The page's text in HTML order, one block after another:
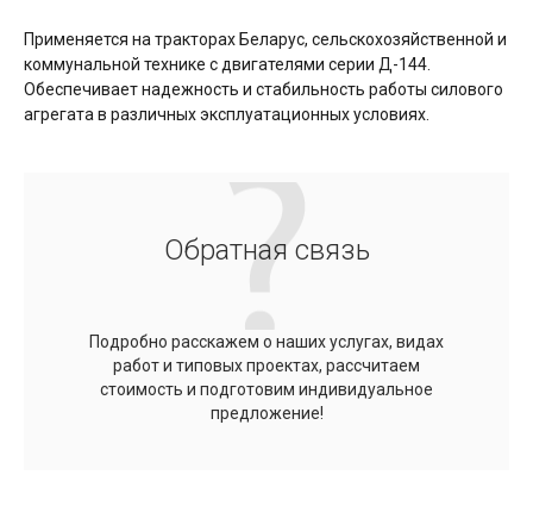
Применяется на тракторах Беларус, сельскохозяйственной и
коммунальной технике с двигателями серии Д-144.
Обеспечивает надежность и стабильность работы силового
агрегата в различных эксплуатационных условиях.
Обратная связь
Подробно расскажем о наших услугах, видах
работ и типовых проектах, рассчитаем
стоимость и подготовим индивидуальное
предложение!